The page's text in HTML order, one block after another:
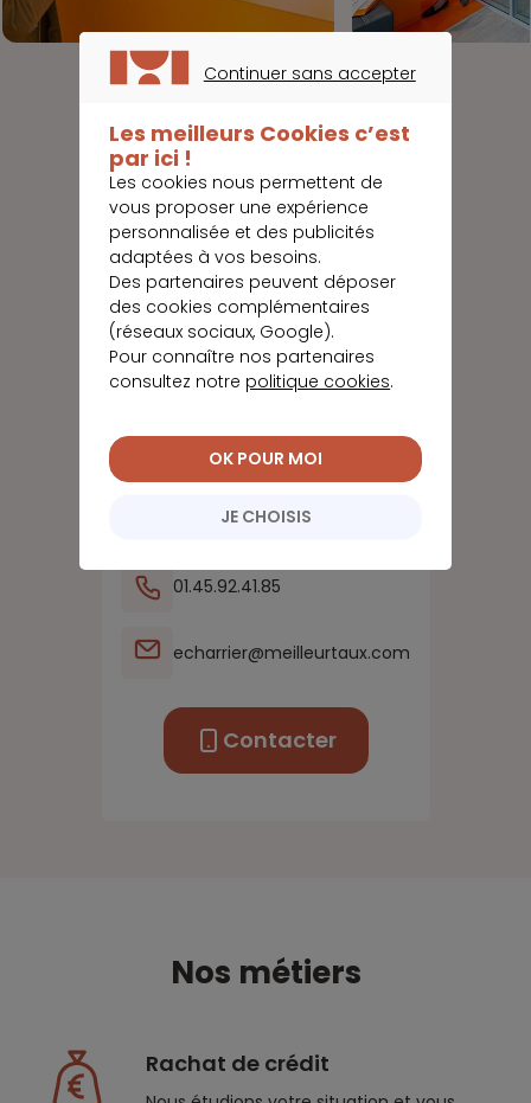
Emilie CHARRIER
07.54.35.26.00
01.45.92.41.85
echarrier@meilleurtaux.com
Contacter
Nos métiers
Rachat de crédit
Continuer sans accepter
Les meilleurs Cookies c’est
par ici !
Les cookies nous permettent de
vous proposer une expérience
personnalisée et des publicités
adaptées à vos besoins.
Des partenaires peuvent déposer
des cookies complémentaires
(réseaux sociaux, Google).
Pour connaître nos partenaires
consultez notre politique cookies.
JE CHOISIS
OK POUR MOI